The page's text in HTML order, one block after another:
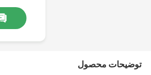
توضیحات محصول